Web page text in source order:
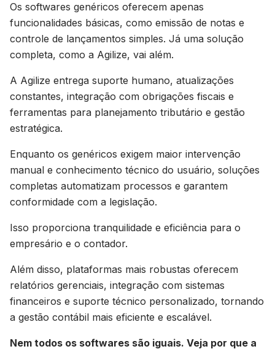
Os softwares genéricos oferecem apenas
funcionalidades básicas, como emissão de notas e
controle de lançamentos simples. Já uma solução
completa, como a Agilize, vai além.
A Agilize entrega suporte humano, atualizações
constantes, integração com obrigações fiscais e
ferramentas para planejamento tributário e gestão
estratégica.
Enquanto os genéricos exigem maior intervenção
manual e conhecimento técnico do usuário, soluções
completas automatizam processos e garantem
conformidade com a legislação.
Isso proporciona tranquilidade e eficiência para o
empresário e o contador.
Além disso, plataformas mais robustas oferecem
relatórios gerenciais, integração com sistemas
financeiros e suporte técnico personalizado, tornando
a gestão contábil mais eficiente e escalável.
Nem todos os softwares são iguais. Veja por que a